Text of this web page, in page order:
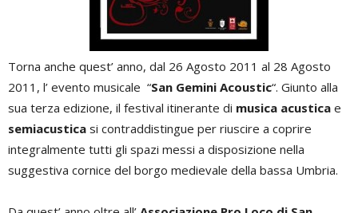
Torna anche quest’ anno, dal 26 Agosto 2011 al 28 Agosto
2011, l’ evento musicale “San Gemini Acoustic“. Giunto alla
sua terza edizione, il festival itinerante di musica acustica e
semiacustica si contraddistingue per riuscire a coprire
integralmente tutti gli spazi messi a disposizione nella
suggestiva cornice del borgo medievale della bassa Umbria.